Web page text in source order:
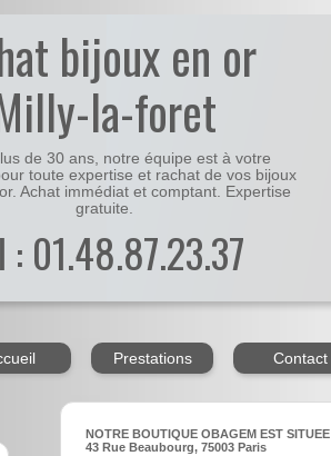
bijoux en or
la-foret
de 30 ans, notre équipe est à votre
toute expertise et rachat de vos bijoux
Achat immédiat et comptant. Expertise
gratuite.
: 01.48.87.23.37
Prestations Contact
NOTRE BOUTIQUE OBAGEM EST SITUEE
43 Rue Beaubourg, 75003 Paris